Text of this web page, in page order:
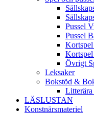
Pussel
Pussel
Kortspel
Kortspel
Övrigt
Leksaker
Bokstöd &
LÄSLUSTAN
Konstnärsmateriel